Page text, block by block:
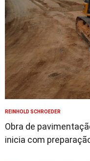
REINHOLD SCHROEDER
Obra de
inicia com